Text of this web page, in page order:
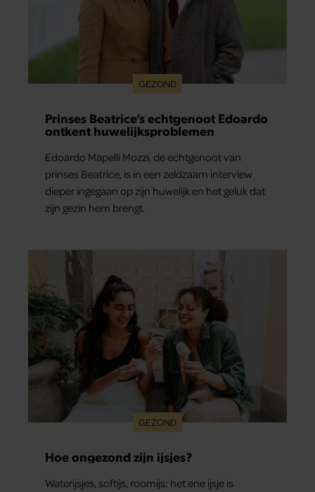
GEZOND
Prinses Beatrice’s echtgenoot Edoardo
ontkent huwelijksproblemen
Edoardo Mapelli Mozzi, de echtgenoot van
prinses Beatrice, is in een zeldzaam interview
dieper ingegaan op zijn huwelijk en het geluk dat
zijn gezin hem brengt.
GEZOND
Hoe ongezond zijn ijsjes?
Waterijsjes, softijs, roomijs: het ene ijsje is